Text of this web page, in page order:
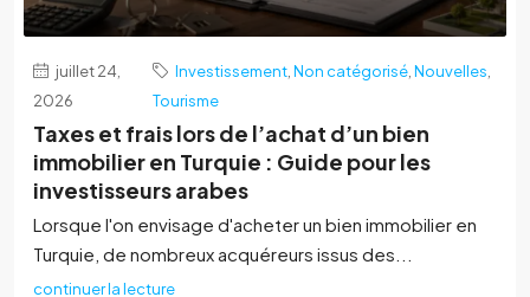
juillet 24,
2026
Investissement ,Non catégorisé ,Nouvelles
Tourisme
Taxes et frais lors de l’achat d’un bien
immobilier en Turquie : Guide pour les
investisseurs arabes
Lorsque l'on envisage d'acheter un bien immobilier en
Turquie, de nombreux acquéreurs issus des...
continuer la lecture